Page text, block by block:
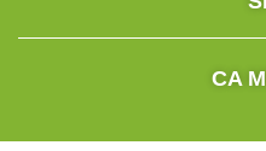
CA